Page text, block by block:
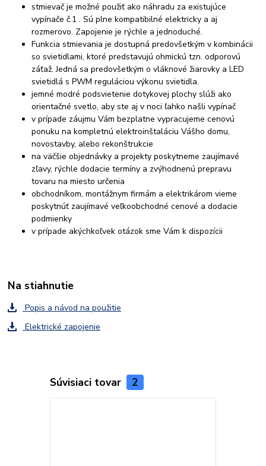
stmievač je možné použiť ako náhradu za existujúce
vypínače č.1 . Sú plne kompatibilné elektricky a aj
rozmerovo. Zapojenie je rýchle a jednoduché.
Funkcia stmievania je dostupná predovšetkým v kombinácii
so svietidlami, ktoré predstavujú ohmickú tzn. odporovú
záťaž. Jedná sa predovšetkým o vláknové žiarovky a LED
svietidlá s PWM reguláciou výkonu svietidla.
jemné modré podsvietenie dotykovej plochy slúži ako
orientačné svetlo, aby ste aj v noci ľahko našli vypínač
v prípade záujmu Vám bezplatne vypracujeme cenovú
ponuku na kompletnú elektroinštaláciu Vášho domu,
novostavby, alebo rekonštrukcie
na väčšie objednávky a projekty poskytneme zaujímavé
zľavy, rýchle dodacie termíny a zvýhodnenú prepravu
tovaru na miesto určenia
obchodníkom, montážnym firmám a elektrikárom vieme
poskytnúť zaujímavé veľkoobchodné cenové a dodacie
podmienky
v prípade akýchkoľvek otázok sme Vám k dispozícii
Na stiahnutie
Popis a návod na použitie
Elektrické zapojenie
Súvisiaci tovar 2